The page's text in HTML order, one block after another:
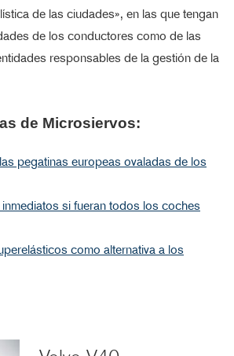
de las ciudades», en las que tengan
de los conductores como de las
responsables de la gestión de la
de Microsiervos:
pegatinas europeas ovaladas de los
si fueran todos los coches
como alternativa a los